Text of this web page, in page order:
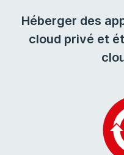
Héberger des
cloud privé et